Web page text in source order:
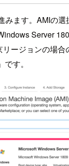
みます。AMIの
Server
ージョンの場合
す。